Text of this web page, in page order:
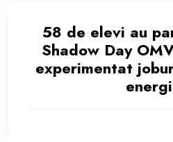
58 de elevi au
Shadow Day
experimentat